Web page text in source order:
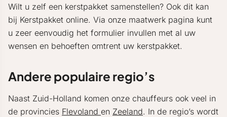
Wilt u zelf een kerstpakket samenstellen? Ook dit kan
bij Kerstpakket online. Via onze maatwerk pagina kunt
u zeer eenvoudig het formulier invullen met al uw
wensen en behoeften omtrent uw kerstpakket.
Andere populaire regio’s
Naast Zuid-Holland komen onze chauffeurs ook veel in
de provincies Flevoland en Zeeland. In de regio’s wordt